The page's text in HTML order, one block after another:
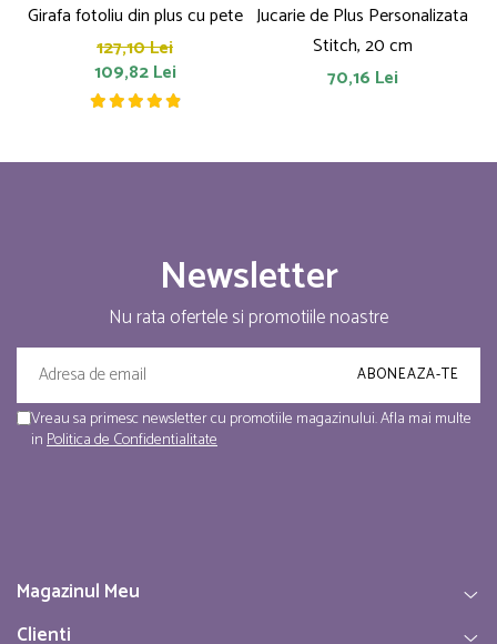
Girafa fotoliu din plus cu pete
127,10 Lei
109,82 Lei
Jucarie de Plus Personalizata
Stitch, 20 cm
70,16 Lei
Newsletter
Nu rata ofertele si promotiile noastre
Vreau sa primesc newsletter cu promotiile magazinului. Afla mai multe
inPolitica de Confidentialitate
Magazinul Meu
Clienti